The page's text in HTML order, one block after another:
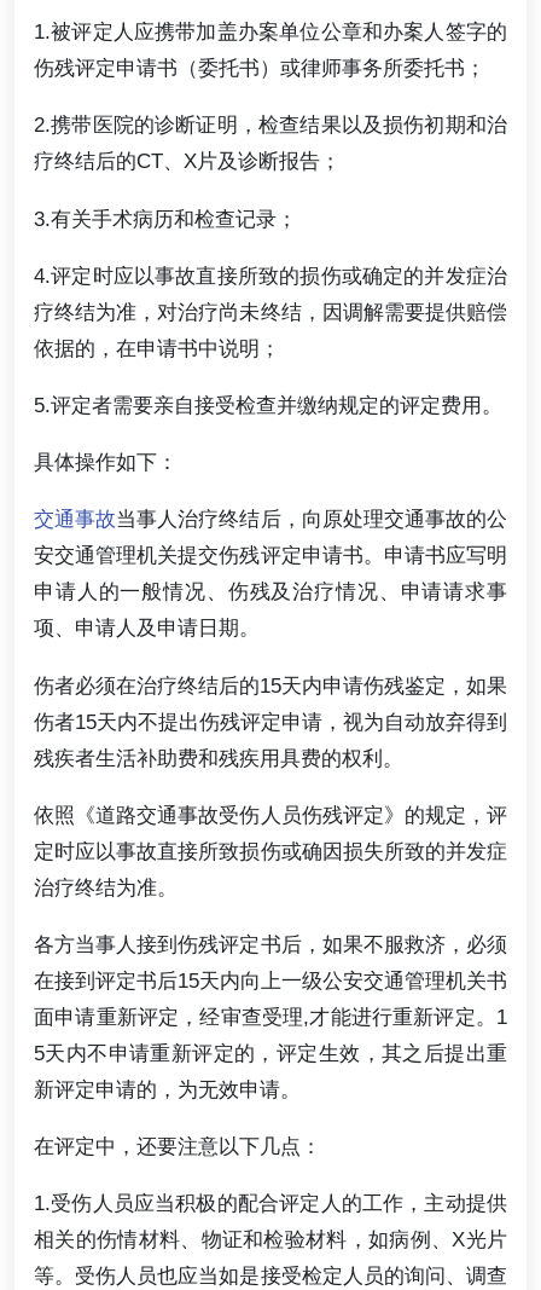
1.被评定人应携带加盖办案单位公章和办案人签字的
伤残评定申请书（委托书）或律师事务所委托书；
2.携带医院的诊断证明，检查结果以及损伤初期和治
疗终结后的CT、X片及诊断报告；
3.有关手术病历和检查记录；
4.评定时应以事故直接所致的损伤或确定的并发症治
疗终结为准，对治疗尚未终结，因调解需要提供赔偿
依据的，在申请书中说明；
5.评定者需要亲自接受检查并缴纳规定的评定费用。
具体操作如下：
交通事故当事人治疗终结后，向原处理交通事故的公
安交通管理机关提交伤残评定申请书。申请书应写明
申请人的一般情况、伤残及治疗情况、申请请求事
项、申请人及申请日期。
伤者必须在治疗终结后的15天内申请伤残鉴定，如果
伤者15天内不提出伤残评定申请，视为自动放弃得到
残疾者生活补助费和残疾用具费的权利。
依照《道路交通事故受伤人员伤残评定》的规定，评
定时应以事故直接所致损伤或确因损失所致的并发症
治疗终结为准。
各方当事人接到伤残评定书后，如果不服救济，必须
在接到评定书后15天内向上一级公安交通管理机关书
面申请重新评定，经审查受理,才能进行重新评定。1
5天内不申请重新评定的，评定生效，其之后提出重
新评定申请的，为无效申请。
在评定中，还要注意以下几点：
1.受伤人员应当积极的配合评定人的工作，主动提供
相关的伤情材料、物证和检验材料，如病例、X光片
等。受伤人员也应当如是接受检定人员的询问、调查